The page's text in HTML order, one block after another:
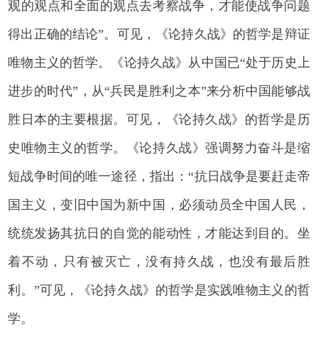
观的观点和全面的观点去考察战争，才能使战争问题
得出正确的结论”。可见，《论持久战》的哲学是辩证
唯物主义的哲学。《论持久战》从中国已“处于历史上
进步的时代”，从“兵民是胜利之本”来分析中国能够战
胜日本的主要根据。可见，《论持久战》的哲学是历
史唯物主义的哲学。《论持久战》强调努力奋斗是缩
短战争时间的唯一途径，指出：“抗日战争是要赶走帝
国主义，变旧中国为新中国，必须动员全中国人民，
统统发扬其抗日的自觉的能动性，才能达到目的。坐
着不动，只有被灭亡，没有持久战，也没有最后胜
利。”可见，《论持久战》的哲学是实践唯物主义的哲
学。